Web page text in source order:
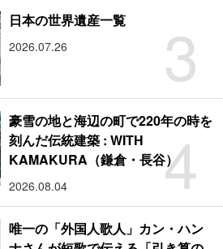
3
日本の世界遺産一覧
2026.07.26
4
豪雪の地と海辺の町で220年の時を
刻んだ伝統建築 : WITH
KAMAKURA（鎌倉・長谷）
2026.08.04
唯一の「外国人歌人」カン・ハン